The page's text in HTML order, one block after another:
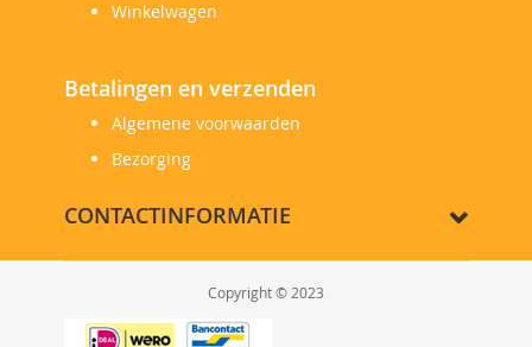
Winkelwagen
Betalingen en verzenden
Algemene voorwaarden
Bezorging
CONTACTINFORMATIE
Copyright © 2023